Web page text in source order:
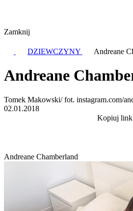
Zamknij
DZIEWCZYNY Andreane
Andreane
Tomek Makowski/ fot. instagram.com/
02.01.2018
Kopiuj link
Andreane Chamberland